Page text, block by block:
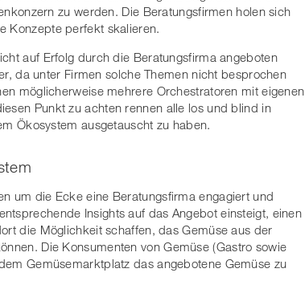
zu werden. Die Beratungsfirmen holen sich
Konzepte perfekt skalieren.
auf Erfolg durch die Beratungsfirma angeboten
da unter Firmen solche Themen nicht besprochen
möglicherweise mehrere Orchestratoren mit eigenen
Punkt zu achten rennen alle los und blind in
Ökosystem ausgetauscht zu haben.
um die Ecke eine Beratungsfirma engagiert und
Insights auf das Angebot einsteigt, einen
die Möglichkeit schaffen, das Gemüse aus der
Die Konsumenten von Gemüse (Gastro sowie
Gemüsemarktplatz das angebotene Gemüse zu